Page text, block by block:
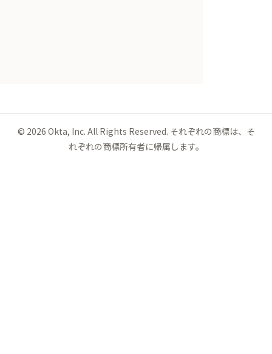
© 2026 Okta, Inc. All Rights Reserved. それぞれの商標は、そ
れぞれの商標所有者に帰属します。